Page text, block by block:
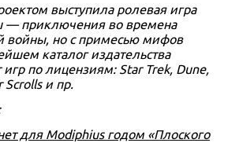
выступила ролевая игра
— приключения во времена
войны, но с примесью мифов
каталог издательства
игр по лицензиям: Star Trek, Dune,
Scrolls и пр.
для Modiphius годом «Плоского